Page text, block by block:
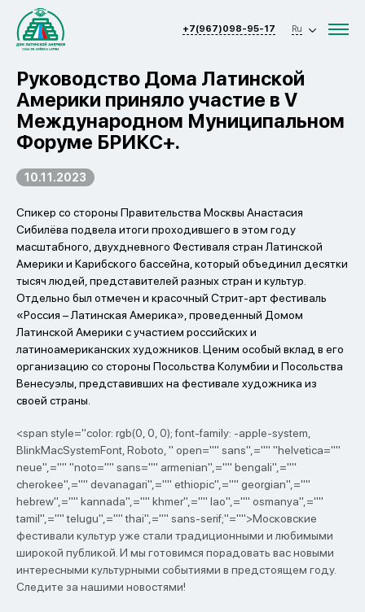
+7(967)098-95-17 Ru
Руководство Дома Латинской
Америки приняло участие в V
Международном Муниципальном
Форуме БРИКС+.
10.11.2023
Спикер со стороны Правительства Москвы Анастасия
Сибилёва подвела итоги проходившего в этом году
масштабного, двухдневного Фестиваля стран Латинской
Америки и Карибского бассейна, который объединил десятки
тысяч людей, представителей разных стран и культур.
Отдельно был отмечен и красочный Стрит-арт фестиваль
«Россия – Латинская Америка», проведенный Домом
Латинской Америки с участием российских и
латиноамериканских художников. Ценим особый вклад в его
организацию со стороны Посольства Колумбии и Посольства
Венесуэлы, представивших на фестивале художника из
своей страны.
<span style="color: rgb(0, 0, 0); font-family: -apple-system,
BlinkMacSystemFont, Roboto, " open="" sans",="" "helvetica=""
neue",="" "noto="" sans="" armenian",="" bengali",=""
cherokee",="" devanagari",="" ethiopic",="" georgian",=""
hebrew",="" kannada",="" khmer",="" lao",="" osmanya",=""
tamil",="" telugu",="" thai",="" sans-serif;"="">Московские
фестивали культур уже стали традиционными и любимыми
широкой публикой. И мы готовимся порадовать вас новыми
интересными культурными событиями в предстоящем году.
Следите за нашими новостями!